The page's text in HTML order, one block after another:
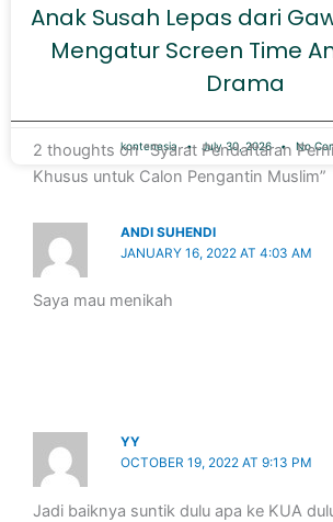
Anak Susah Lepas dari
Mengatur Screen Time
Drama
kontenesia July 30, 2026 No
2 thoughts on “Syarat Pendaftaran
Khusus untuk Calon Pengantin Muslim”
ANDI SUHENDI
JANUARY 16, 2022 AT 4:03 AM
Saya mau menikah
YY
OCTOBER 19, 2022 AT 9:13 PM
Jadi baiknya suntik dulu apa ke KUA